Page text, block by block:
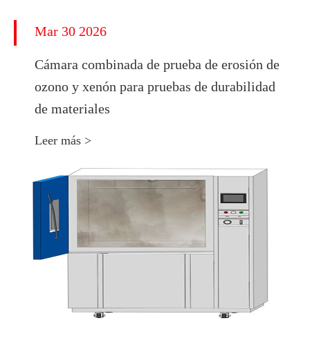
Mar 30 2026
Cámara combinada de prueba de erosión de
ozono y xenón para pruebas de durabilidad
de materiales
Leer más >